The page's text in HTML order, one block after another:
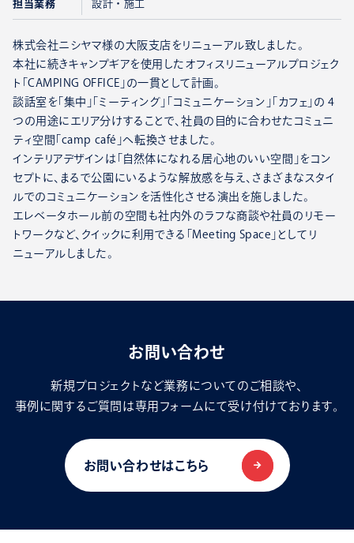
担当業務 設計・施工
株式会社ニシヤマ様の大阪支店をリニューアル致しました。
本社に続きキャンプギアを使用したオフィスリニューアルプロジェク
ト「CAMPING OFFICE」の一貫として計画。
談話室を「集中」「ミーティング」「コミュニケーション」「カフェ」の 4
つの用途にエリア分けすることで、社員の目的に合わせたコミュニ
ティ空間「camp café」へ転換させました。
インテリアデザインは「自然体になれる居心地のいい空間」をコン
セプトに、まるで公園にいるような解放感を与え、さまざまなスタイ
ルでのコミュニケーションを活性化させる演出を施しました。
エレベータホール前の空間も社内外のラフな商談や社員のリモー
トワークなど、クイックに利用できる「Meeting Space」としてリ
ニューアルしました。
お問い合わせ
新規プロジェクトなど業務についてのご相談や、
事例に関するご質問は専用フォームにて受け付けております。
お問い合わせはこちら